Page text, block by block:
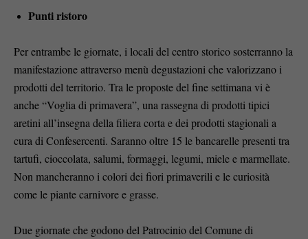
Punti ristoro
Per entrambe le giornate, i locali del centro storico sosterranno la
manifestazione attraverso menù degustazioni che valorizzano i
prodotti del territorio. Tra le proposte del fine settimana vi è
anche “Voglia di primavera”, una rassegna di prodotti tipici
aretini all’insegna della filiera corta e dei prodotti stagionali a
cura di Confesercenti. Saranno oltre 15 le bancarelle presenti tra
tartufi, cioccolata, salumi, formaggi, legumi, miele e marmellate.
Non mancheranno i colori dei fiori primaverili e le curiosità
come le piante carnivore e grasse.
Due giornate che godono del Patrocinio del Comune di